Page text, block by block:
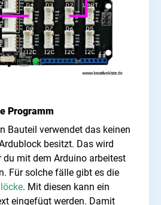
Programm
Bauteil verwendet das keinen
besitzt. Das wird
du mit dem Arduino arbeitest
Für solche fälle gibt es die
. Mit diesen kann ein
eingefügt werden. Damit